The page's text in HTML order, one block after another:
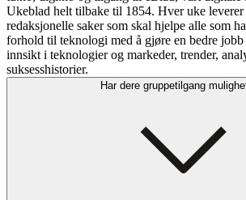
Ukeblad helt tilbake til 1854. Hver uke
redaksjonelle saker som skal hjelpe alle som
forhold til teknologi med å gjøre en bedre
innsikt i teknologier og markeder, trender,
suksesshistorier.
Har dere gruppetilgang